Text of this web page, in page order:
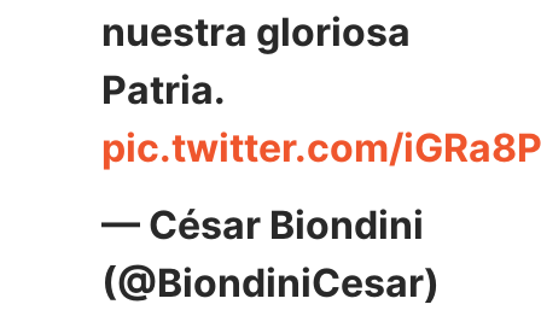
nuestra gloriosa
Patria.
pic.twitter.com/
— César Biondini
(@BiondiniCesar)